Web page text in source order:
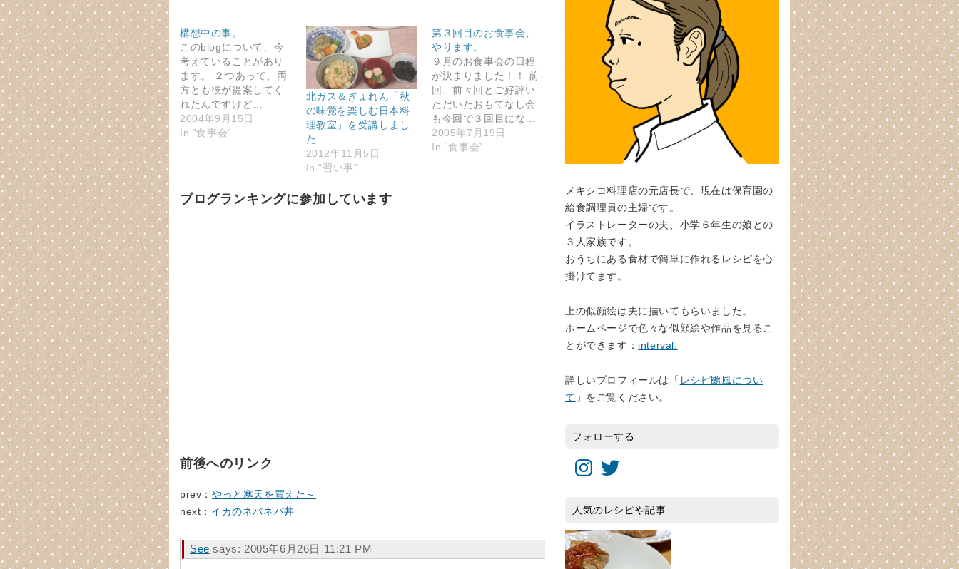
構想中の事。
このblogについて、今
考えていることがあり
ます。 ２つあって、両
方とも彼が提案してく
れたんですけど…
2004年9月15日
In “食事会”
北ガス＆ぎょれん「秋
の味覚を楽しむ日本料
理教室」を受講しまし
た
2012年11月5日
In “習い事”
第３回目のお食事会、
やります。
９月のお食事会の日程
が決まりました！！ 前
回、前々回とご好評い
ただいたおもてなし会
も今回で３回目にな…
2005年7月19日
In “食事会”
ブログランキングに参加しています
前後へのリンク
prev： やっと寒天を買えた～
next： イカのネバネバ丼
See says: 2005年6月26日 11:21 PM
メキシコ料理店の元店長で、現在は保育園の
給食調理員の主婦です。
イラストレーターの夫、小学６年生の娘との
３人家族です。
おうちにある食材で簡単に作れるレシピを心
掛けてます。
上の似顔絵は夫に描いてもらいました。
ホームページで色々な似顔絵や作品を見るこ
とができます： interval.
詳しいプロフィールは「 レシピ颱風につい
て 」をご覧ください。
フォローする
Instagram
Twitter
人気のレシピや記事